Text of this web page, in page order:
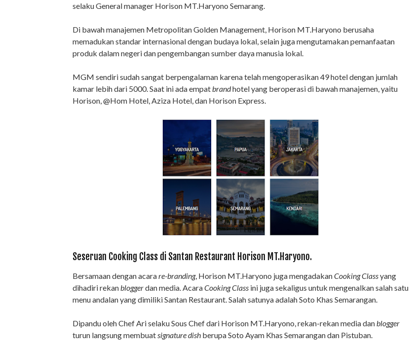
selaku General manager Horison MT.Haryono Semarang.
Di bawah manajemen Metropolitan Golden Management, Horison MT.Haryono berusaha
memadukan standar internasional dengan budaya lokal, selain juga mengutamakan pemanfaatan
produk dalam negeri dan pengembangan sumber daya manusia lokal.
MGM sendiri sudah sangat berpengalaman karena telah mengoperasikan 49 hotel dengan jumlah
kamar lebih dari 5000. Saat ini ada empatbrandhotel yang beroperasi di bawah manajemen, yaitu
Horison, @Hom Hotel, Aziza Hotel, dan Horison Express.
Seseruan Cooking Class di Santan Restaurant Horison MT.Haryono.
Bersamaan dengan acarare-branding, Horison MT.Haryono juga mengadakanCooking Classyang
dihadiri rekanbloggerdan media. AcaraCooking Class ini juga sekaligus untuk mengenalkan salah satu
menu andalan yang dimiliki Santan Restaurant. Salah satunya adalah Soto Khas Semarangan.
Dipandu oleh Chef Ari selaku Sous Chef dari Horison MT.Haryono, rekan-rekan media danblogger
turun langsung membuatsignature dish berupa Soto Ayam Khas Semarangan dan Pistuban.